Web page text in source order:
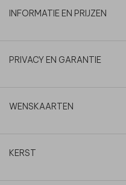
INFORMATIE EN PRIJZEN
PRIVACY EN GARANTIE
WENSKAARTEN
KERST